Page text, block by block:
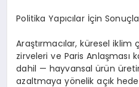
Politika Yapıcılar İçin
Araştırmacılar, küresel iklim
zirveleri ve Paris Anlaşması
dahil — hayvansal ürün
azaltmaya yönelik açık